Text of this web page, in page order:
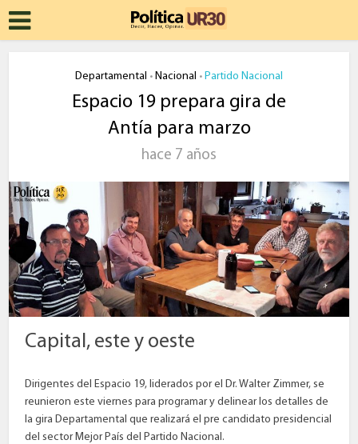
Departamental • Nacional • Partido Nacional
Espacio 19 prepara gira de
Antía para marzo
hace 7 años
Capital, este y oeste
Dirigentes del Espacio 19, liderados por el Dr. Walter Zimmer, se
reunieron este viernes para programar y delinear los detalles de
la gira Departamental que realizará el pre candidato presidencial
del sector Mejor País del Partido Nacional.